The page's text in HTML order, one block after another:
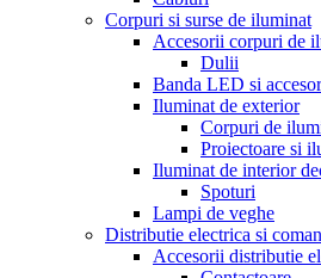
Corpuri si surse de iluminat
Accesorii corpuri de
Dulii
Banda LED si
Iluminat de exterior
Corpuri de
Proiectoare si
Iluminat de interior
Spoturi
Lampi de veghe
Distributie electrica si
Accesorii distributie